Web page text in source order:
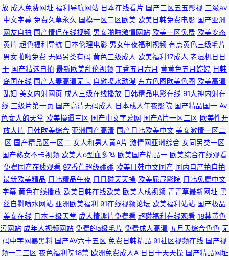
放 成人免费网址 福利导航网站 日本在线看片 国产三区五五影视 三级av
中文字幕 免费久草永久 国模一区二区欧美 欧美日韩免费电影 国产亚洲
网友自拍 国产情侣在线视频 男女啪啪激情网站 欧美一区免费 欧美变态
黄片 超色福利导航 日本伦理电影 男女午夜福利视频 有点黄色三级毛片
男女啪啪免费 无码另类有码 黄色三级成人 欧美福利17成人 老湿机日日
干 国产精选自拍 最新欧美乱伦视频 丁香五月六月 黄黄色五月婷婷 日韩
岛国在线 国产人妻高清无卡 自慰喷水动漫 东方色图欧美色图 欧美高清
乱妇 美女内射网页 成人三级在线播放 日韩精品电影在线 91大神内射在
线 三级片第一页 国产高清无码成人 日本成人午夜影院 国产精品国一 Av
色女人的天堂 欧美操逼三区 国产中文字幕网 国产A片一区二区 欧美性开
放大片 日韩欧美综合 亚洲国产高清 国产日韩欧美中文 美女激情一区二
区 国产精品区一区二 女人和男人黄A片 激情网亚洲综合 女同另类一区
国产熟女不卡视频 欧美人o型血多吗 欧美国产精品一 欧美综合在线观看
免费国产在线观看 97香蕉超级碰碰 欧美日韩中文国产 国内自产拍自拍
最新欧美精品 日韩精品午夜 日日碰天天操 欧美屁屁影院 日韩免费中文
字幕 黄色在线播放 欧美日韩在线欧美 欧美人成视频 青青草最新网址 黑
丝自慰喷水网站 亚洲欧美福利 91在线视频论坛 欧美福利站站 国产极品
美女在线 日本三级天堂 成人情趣片免费看 超碰福利在线观看 18禁黄色
污网站 成年人视频网站 免费的a级毛片 免费成人高清 五月天综合色色 无
码中字网暴黑料 国产AV六十五区 免费日韩精品 91社区视频在线 国产视
频一二三区 夜色福利院18禁 欧洲免费成人A 日日干天天操 国产精品网址